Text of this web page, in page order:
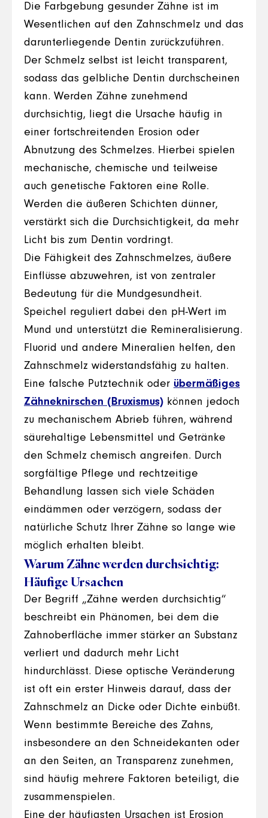
Die Farbgebung gesunder Zähne ist im
Wesentlichen auf den Zahnschmelz und das
darunterliegende Dentin zurückzuführen.
Der Schmelz selbst ist leicht transparent,
sodass das gelbliche Dentin durchscheinen
kann. Werden Zähne zunehmend
durchsichtig, liegt die Ursache häufig in
einer fortschreitenden Erosion oder
Abnutzung des Schmelzes. Hierbei spielen
mechanische, chemische und teilweise
auch genetische Faktoren eine Rolle.
Werden die äußeren Schichten dünner,
verstärkt sich die Durchsichtigkeit, da mehr
Licht bis zum Dentin vordringt.
Die Fähigkeit des Zahnschmelzes, äußere
Einflüsse abzuwehren, ist von zentraler
Bedeutung für die Mundgesundheit.
Speichel reguliert dabei den pH-Wert im
Mund und unterstützt die Remineralisierung.
Fluorid und andere Mineralien helfen, den
Zahnschmelz widerstandsfähig zu halten.
Eine falsche Putztechnik oder übermäßiges
Zähneknirschen (Bruxismus) können jedoch
zu mechanischem Abrieb führen, während
säurehaltige Lebensmittel und Getränke
den Schmelz chemisch angreifen. Durch
sorgfältige Pflege und rechtzeitige
Behandlung lassen sich viele Schäden
eindämmen oder verzögern, sodass der
natürliche Schutz Ihrer Zähne so lange wie
möglich erhalten bleibt.
Warum Zähne werden durchsichtig:
Häufige Ursachen
Der Begriff „Zähne werden durchsichtig“
beschreibt ein Phänomen, bei dem die
Zahnoberfläche immer stärker an Substanz
verliert und dadurch mehr Licht
hindurchlässt. Diese optische Veränderung
ist oft ein erster Hinweis darauf, dass der
Zahnschmelz an Dicke oder Dichte einbüßt.
Wenn bestimmte Bereiche des Zahns,
insbesondere an den Schneidekanten oder
an den Seiten, an Transparenz zunehmen,
sind häufig mehrere Faktoren beteiligt, die
zusammenspielen.
Eine der häufigsten Ursachen ist Erosion